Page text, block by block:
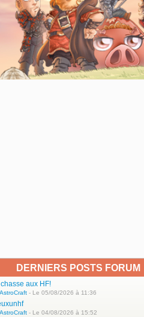
DERNIERS POSTS FORUM
aux HF!
AstroCraft - Le 05/08/2026 à 11:36
AstroCraft - Le 04/08/2026 à 15:52